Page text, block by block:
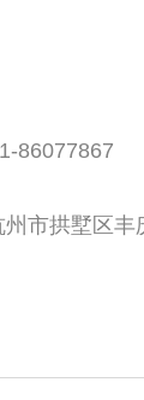
86077867
市拱墅区丰